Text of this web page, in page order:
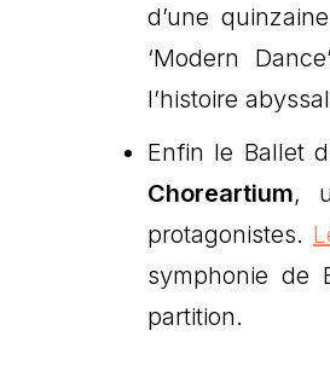
d’une
‘Modern
l’histoire
Enfin le Ballet
Choreartium,
protagonistes.
symphonie de
partition.